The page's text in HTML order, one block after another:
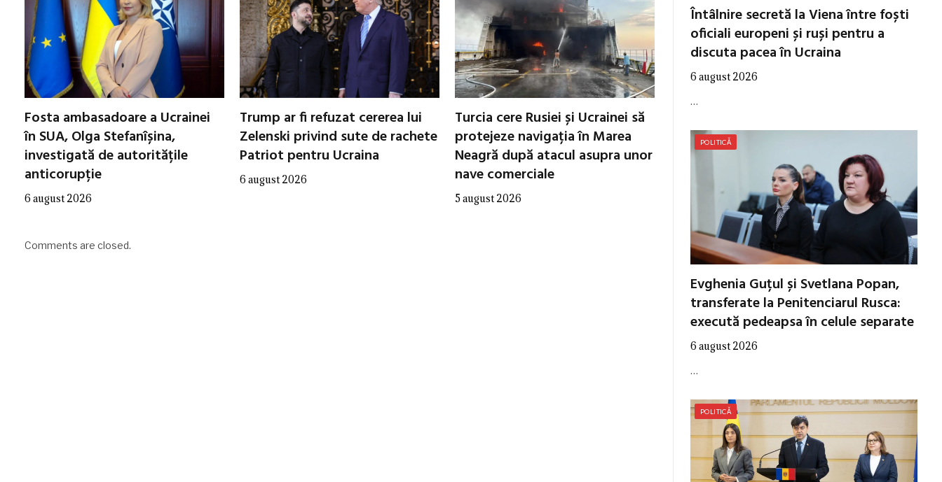
Fosta ambasadoare a Ucrainei
în SUA, Olga Stefanîșina,
investigată de autoritățile
anticorupție
6 august 2026
Trump ar fi refuzat cererea lui
Zelenski privind sute de rachete
Patriot pentru Ucraina
6 august 2026
Turcia cere Rusiei și Ucrainei să
protejeze navigația în Marea
Neagră după atacul asupra unor
nave comerciale
5 august 2026
Comments are closed.
Întâlnire secretă la Viena între foști
oficiali europeni și ruși pentru a
discuta pacea în Ucraina
6 august 2026
…
POLITICĂ
Evghenia Guțul și Svetlana Popan,
transferate la Penitenciarul Rusca:
execută pedeapsa în celule separate
6 august 2026
…
POLITICĂ